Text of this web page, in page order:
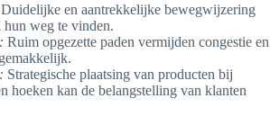
Duidelijke en aantrekkelijke bewegwijzering
hun weg te vinden.
Ruim opgezette paden vermijden congestie en
Strategische plaatsing van producten bij
hoeken kan de belangstelling van klanten